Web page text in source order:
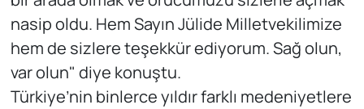
nasip oldu. Hem Sayın Jülide Milletvekilimize
hem de sizlere teşekkür ediyorum. Sağ olun,
var olun" diye konuştu.
Türkiye’nin binlerce yıldır farklı medeniyetlere